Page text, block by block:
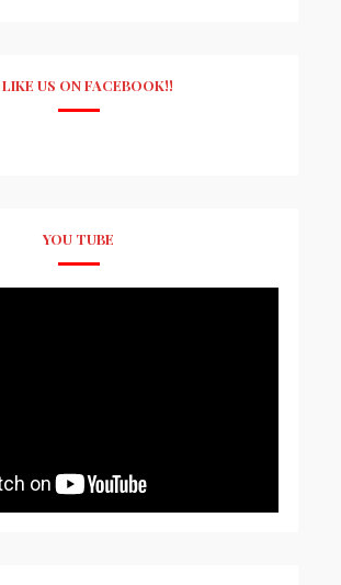
LIKE US ON FACEBOOK!!
YOU TUBE